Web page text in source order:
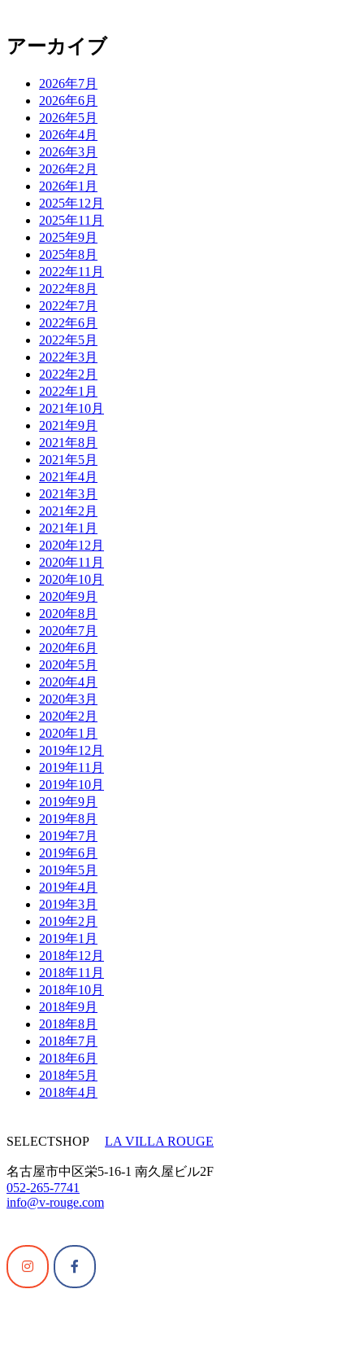
アーカイブ
2026年7月
2026年6月
2026年5月
2026年4月
2026年3月
2026年2月
2026年1月
2025年12月
2025年11月
2025年9月
2025年8月
2022年11月
2022年8月
2022年7月
2022年6月
2022年5月
2022年3月
2022年2月
2022年1月
2021年10月
2021年9月
2021年8月
2021年5月
2021年4月
2021年3月
2021年2月
2021年1月
2020年12月
2020年11月
2020年10月
2020年9月
2020年8月
2020年7月
2020年6月
2020年5月
2020年4月
2020年3月
2020年2月
2020年1月
2019年12月
2019年11月
2019年10月
2019年9月
2019年8月
2019年7月
2019年6月
2019年5月
2019年4月
2019年3月
2019年2月
2019年1月
2018年12月
2018年11月
2018年10月
2018年9月
2018年8月
2018年7月
2018年6月
2018年5月
2018年4月
SELECTSHOP LA VILLA ROUGE
名古屋市中区栄5-16-1 南久屋ビル2F
052-265-7741
info@v-rouge.com